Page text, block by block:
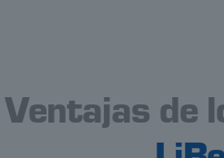
Ventajas de